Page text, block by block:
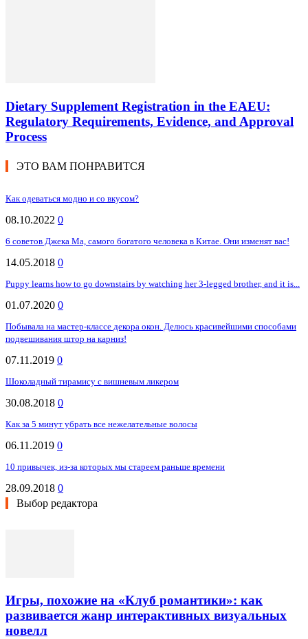
Dietary Supplement Registration in the EAEU:
Regulatory Requirements, Evidence, and Approval
Process
ЭТО ВАМ ПОНРАВИТСЯ
Как одеваться модно и со вкусом?
08.10.2022 0
6 советов Джека Ма, самого богатого человека в Китае. Они изменят вас!
14.05.2018 0
Puppy learns how to go downstairs by watching her 3-legged brother, and it is...
01.07.2020 0
Побывала на мастер-классе декора окон. Делюсь красивейшими способами
подвешивания штор на карниз!
07.11.2019 0
Шоколадный тирамису с вишневым ликером
30.08.2018 0
Как за 5 минут убрать все нежелательные волосы
06.11.2019 0
10 привычек, из-за которых мы стареем раньше времени
28.09.2018 0
Выбор редактора
Игры, похожие на «Клуб романтики»: как
развивается жанр интерактивных визуальных
новелл